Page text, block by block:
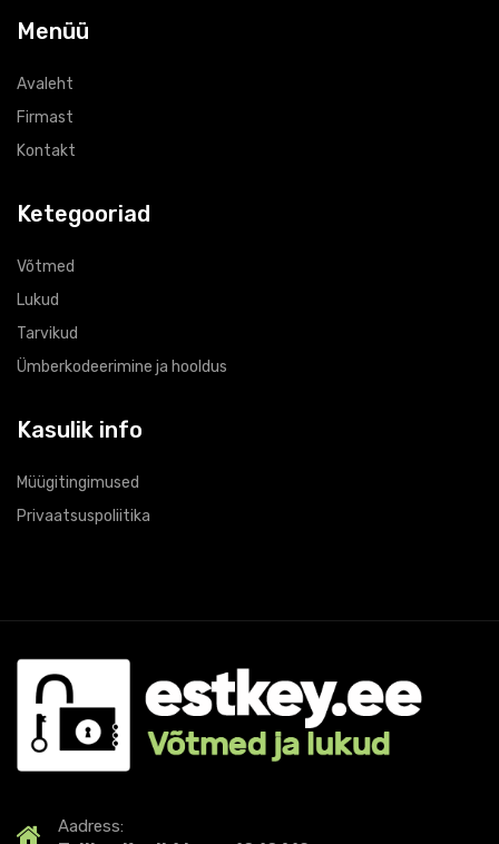
Menüü
Avaleht
Firmast
Kontakt
Ketegooriad
Võtmed
Lukud
Tarvikud
Ümberkodeerimine ja hooldus
Kasulik info
Müügitingimused
Privaatsuspoliitika
Aadress: